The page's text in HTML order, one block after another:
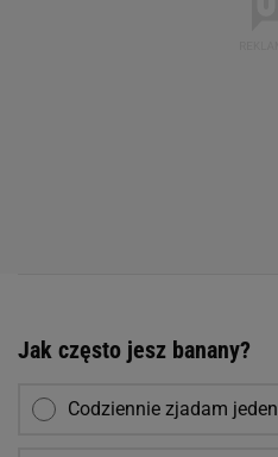
Jak często jesz banany?
Codziennie zjadam jeden